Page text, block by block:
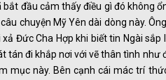
bắt đầu cảm thấy điều gì đó không
chuyện Mỹ Yên dài dòng này.
Đức Cha Hợp khi biết tin Ngài
tán đi khắp nơi với vẽ thân tình
mục này. Bên cạnh cái mác trí